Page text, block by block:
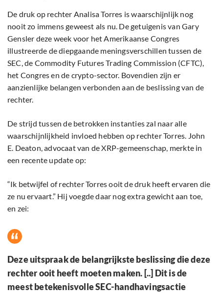
De druk op rechter Analisa Torres is waarschijnlijk nog
nooit zo immens geweest als nu. De getuigenis van Gary
Gensler deze week voor het Amerikaanse Congres
illustreerde de diepgaande meningsverschillen tussen de
SEC, de Commodity Futures Trading Commission (CFTC),
het Congres en de crypto-sector. Bovendien zijn er
aanzienlijke belangen verbonden aan de beslissing van de
rechter.
De strijd tussen de betrokken instanties zal naar alle
waarschijnlijkheid invloed hebben op rechter Torres. John
E. Deaton, advocaat van de XRP-gemeenschap, merkte in
een recente update op:
“Ik betwijfel of rechter Torres ooit de druk heeft ervaren die
ze nu ervaart.” Hij voegde daar nog extra gewicht aan toe,
en zei:
Deze uitspraak de belangrijkste beslissing die deze
rechter ooit heeft moeten maken. [..] Dit is de
meest betekenisvolle SEC-handhavingsactie